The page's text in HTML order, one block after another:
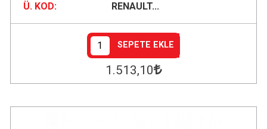
Ü. KOD:
RENAULT...
SEPETE EKLE
1.513,10